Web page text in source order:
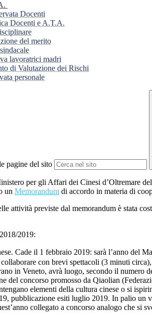
Docenti
Docenti e A.T.A.
del merito
lavoratrici madri
di Valutazione dei Rischi
personale
pagine del sito
per gli Affari dei Cinesi d’Oltremare
un Memorandum di accordo in materia di
attività previste dal memorandum è stata
2019:
Cade il 1 febbraio 2019: sarà l’anno del
con brevi spettacoli (3 minuti
in Veneto, avrà luogo, secondo il numero
del concorso promosso da Qiaolian
elementi della cultura cinese o si
pubblicazione esiti luglio 2019. In palio un
collegato a concorso analogo che si